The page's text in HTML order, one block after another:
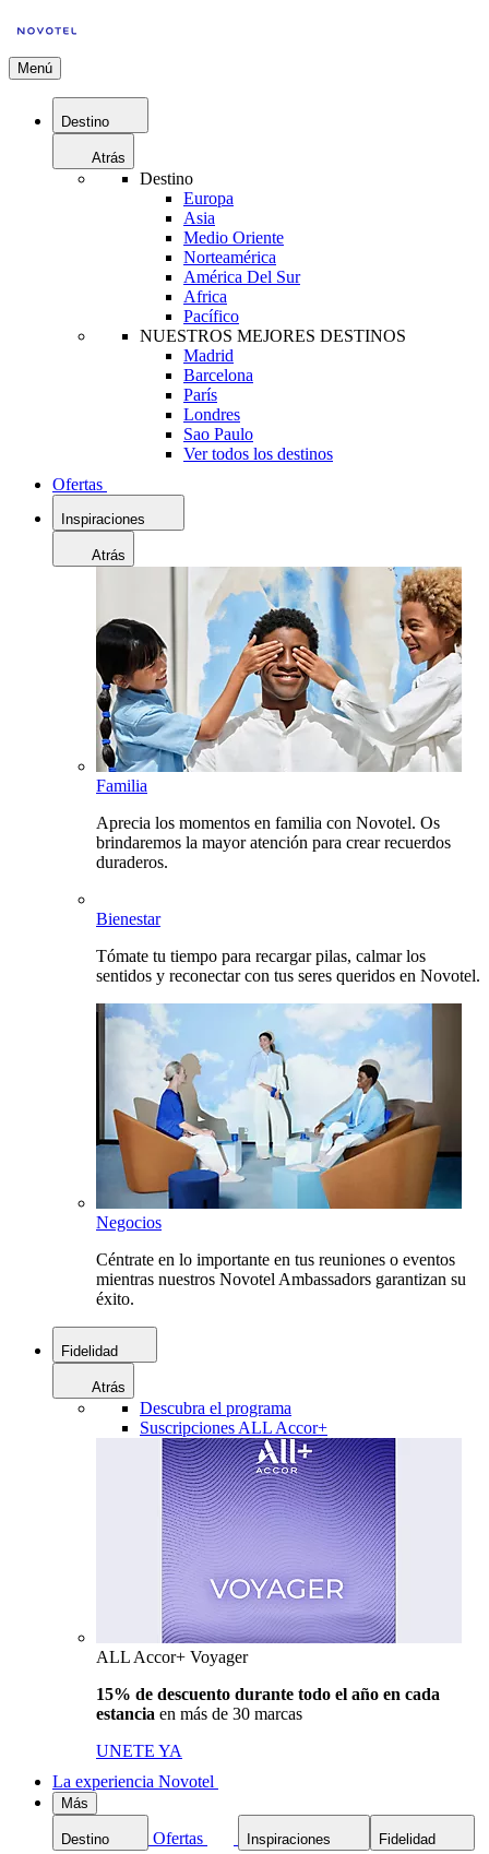
Menú
Destino
Atrás
Destino
Europa
Asia
Medio Oriente
Norteamérica
América Del Sur
Africa
Pacífico
NUESTROS MEJORES DESTINOS
Madrid
Barcelona
París
Londres
Sao Paulo
Ver todos los destinos
Ofertas
Inspiraciones
Atrás
Familia
Aprecia los momentos en familia con Novotel. Os
brindaremos la mayor atención para crear recuerdos
duraderos.
Bienestar
Tómate tu tiempo para recargar pilas, calmar los
sentidos y reconectar con tus seres queridos en Novotel.
Negocios
Céntrate en lo importante en tus reuniones o eventos
mientras nuestros Novotel Ambassadors garantizan su
éxito.
Fidelidad
Atrás
Descubra el programa
Suscripciones ALL Accor+
ALL Accor+ Voyager
15% de descuento durante todo el año en cada
estancia en más de 30 marcas
UNETE YA
La experiencia Novotel
Más
Destino Ofertas Inspiraciones Fidelidad